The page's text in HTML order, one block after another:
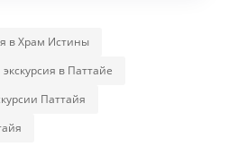
в Храм Истины
экскурсия в Паттайе
Паттайя